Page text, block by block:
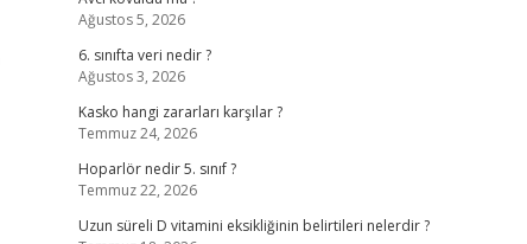
Ağustos 5, 2026
6. sınıfta veri nedir ?
Ağustos 3, 2026
Kasko hangi zararları karşılar ?
Temmuz 24, 2026
Hoparlör nedir 5. sınıf ?
Temmuz 22, 2026
Uzun süreli D vitamini eksikliğinin belirtileri nelerdir ?